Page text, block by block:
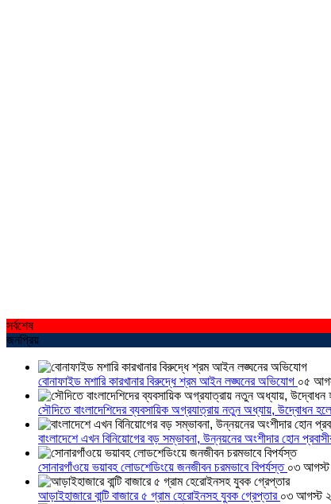
সর্বশেষ
জনপ্রিয়
বোনাফাইড মশারি কারখানার বিরুদ্ধে শ্রম আইন লঙ্ঘনের অভিযোগ ০৫
সৌদিতে বাংলাদেশিদের ব্যবসায়িক অগ্রযাত্রায় নতুন অধ্যায়, উদ্বোধন হলো
বাংলাদেশে এখন বিনিয়োগের বড় সম্ভাবনা, উন্নয়নের অংশীদার হোন
সোনারগাঁওয়ে ভয়াবহ লোডশেডিংয়ে জনজীবন চরমভাবে বিপর্যস্ত ০৩
আড়াইহাজারে বান্টি বাজারে ৫ গ্রাম হেরোইনসহ যুবক গ্রেপ্তার ০৩ আগস্ট